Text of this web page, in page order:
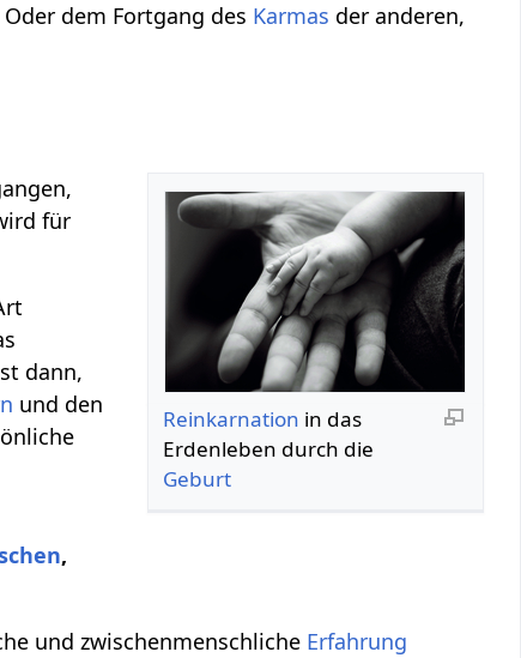
dem Fortgang des Karmas der anderen,
Reinkarnation in das
Erdenleben durch die
Geburt
für
dann,
und den
,
und zwischenmenschliche Erfahrung